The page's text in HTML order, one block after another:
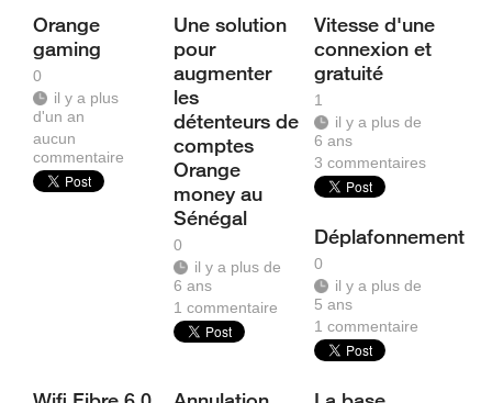
Orange
gaming
0
il y a plus
d'un an
aucun
commentaire
Une solution
pour
augmenter
les
détenteurs de
comptes
Orange
money au
Sénégal
0
il y a plus de
6 ans
1commentaire
Vitesse d'une
connexion et
gratuité
1
il y a plus de
6 ans
3commentaires
Déplafonnement
0
il y a plus de
5 ans
1commentaire